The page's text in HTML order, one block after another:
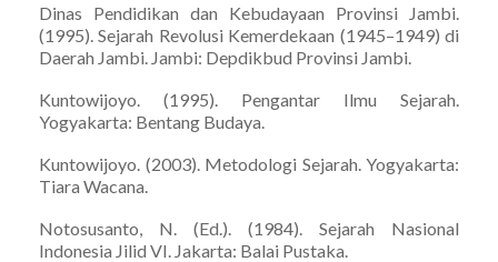
Dinas Pendidikan dan Kebudayaan Provinsi Jambi.
(1995). Sejarah Revolusi Kemerdekaan (1945–1949) di
Daerah Jambi. Jambi: Depdikbud Provinsi Jambi.
Kuntowijoyo. (1995). Pengantar Ilmu Sejarah.
Yogyakarta: Bentang Budaya.
Kuntowijoyo. (2003). Metodologi Sejarah. Yogyakarta:
Tiara Wacana.
Notosusanto, N. (Ed.). (1984). Sejarah Nasional
Indonesia Jilid VI. Jakarta: Balai Pustaka.